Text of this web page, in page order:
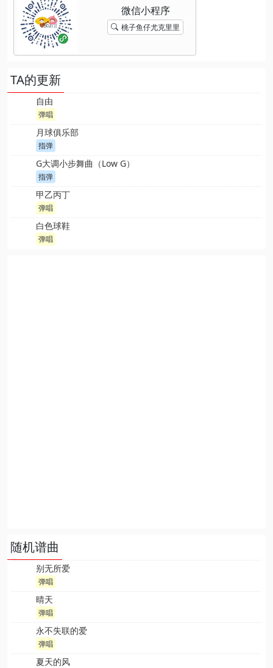
桃子鱼仔尤克里里
TA的更新
自由
弹唱
月球俱乐部
指弹
G大调小步舞曲（Low G）
指弹
甲乙丙丁
弹唱
白色球鞋
弹唱
随机谱曲
别无所爱
弹唱
晴天
弹唱
永不失联的爱
弹唱
夏天的风